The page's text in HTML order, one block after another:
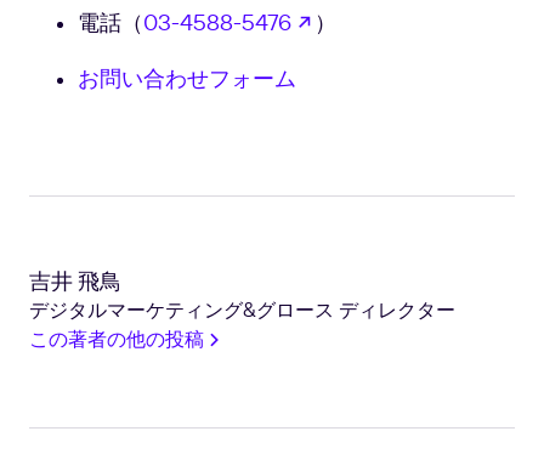
電話（03-4588-5476 新しいタブで開く
）
お問い合わせフォーム
吉井 飛鳥
デジタルマーケティング&グロース ディレクター
この著者の他の投稿